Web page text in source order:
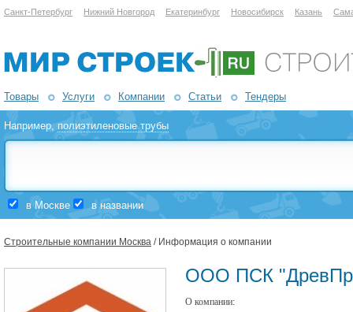
Санкт-Петербург Нижний Новгород Екатеринбург Новосибирск Казань
Товары Услуги Компании Статьи Тендеры
Например,полиэтиленовые трубы
в Москве в названии
Строительные компании Москва / Информация о компании
ООО ПСК
О компании: